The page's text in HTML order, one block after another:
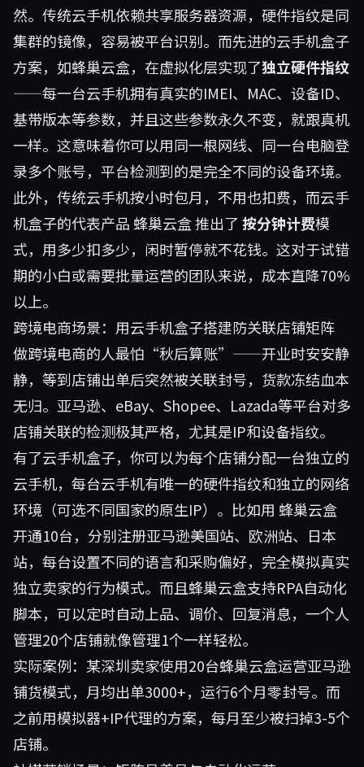
然。传统云手机依赖共享服务器资源，硬件指纹是同
集群的镜像，容易被平台识别。而先进的云手机盒子
方案，如蜂巢云盒，在虚拟化层实现了独立硬件指纹
——每一台云手机拥有真实的IMEI、MAC、设备ID、
基带版本等参数，并且这些参数永久不变，就跟真机
一样。这意味着你可以用同一根网线、同一台电脑登
录多个账号，平台检测到的是完全不同的设备环境。
此外，传统云手机按小时包月，不用也扣费，而云手
机盒子的代表产品 蜂巢云盒推出了 按分钟计费模
式，用多少扣多少，闲时暂停就不花钱。这对于试错
期的小白或需要批量运营的团队来说，成本直降70%
以上。
跨境电商场景：用云手机盒子搭建防关联店铺矩阵
做跨境电商的人最怕“秋后算账”——开业时安安静
静，等到店铺出单后突然被关联封号，货款冻结血本
无归。亚马逊、eBay、Shopee、Lazada等平台对多
店铺关联的检测极其严格，尤其是IP和设备指纹。
有了云手机盒子，你可以为每个店铺分配一台独立的
云手机，每台云手机有唯一的硬件指纹和独立的网络
环境（可选不同国家的原生IP）。比如用 蜂巢云盒
开通10台，分别注册亚马逊美国站、欧洲站、日本
站，每台设置不同的语言和采购偏好，完全模拟真实
独立卖家的行为模式。而且蜂巢云盒支持RPA自动化
脚本，可以定时自动上品、调价、回复消息，一个人
管理20个店铺就像管理1个一样轻松。
实际案例：某深圳卖家使用20台蜂巢云盒运营亚马逊
铺货模式，月均出单3000+，运行6个月零封号。而
之前用模拟器+IP代理的方案，每月至少被扫掉3-5个
店铺。